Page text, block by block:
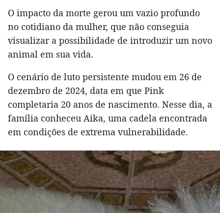
O impacto da morte gerou um vazio profundo
no cotidiano da mulher, que não conseguia
visualizar a possibilidade de introduzir um novo
animal em sua vida.
O cenário de luto persistente mudou em 26 de
dezembro de 2024, data em que Pink
completaria 20 anos de nascimento. Nesse dia, a
família conheceu Aika, uma cadela encontrada
em condições de extrema vulnerabilidade.